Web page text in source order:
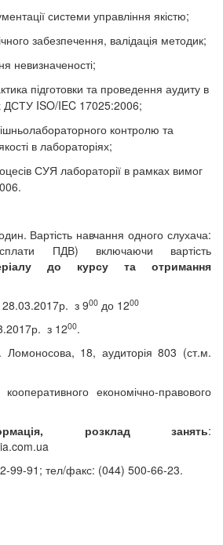
системи управління якістю;
забезпечення, валідація методик;
невизначеності;
підготовки та проведення аудиту в
ДСТУ ISO/IEC 17025:2006;
контролю та
в лабораторіях;
СУЯ лабораторії в рамках вимог
Вартість навчання одного слухача:
ПДВ) включаючи вартість
до курсу та отримання
28.03.2017р. з 900 до 1200
з 1200.
Ломоносова, 18, аудиторія 803 (ст.м.
кооперативного економічно-правового
розклад занять:
.com.ua
99-91; тел/факс: (044) 500-66-23.